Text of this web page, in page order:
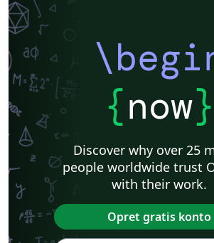
{now}
Discover why over 25
people worldwide trust
with their work.
Opret gratis konto